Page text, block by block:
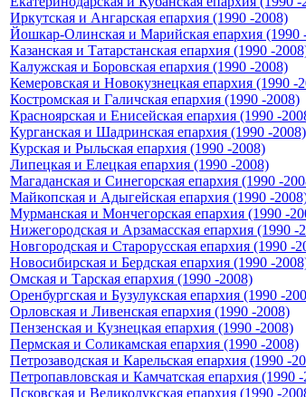
Иркутская и Ангарская епархия (1990 -2008)
Йошкар-Олинская и Марийская епархия (1990
Казанская и Татарстанская епархия (1990 -
Калужская и Боровская епархия (1990 -2008)
Кемеровская и Новокузнецкая епархия (1990 -
Костромская и Галичская епархия (1990 -2008)
Красноярская и Енисейская епархия (1990 -
Курганская и Шадринская епархия (1990 -2008)
Курская и Рыльская епархия (1990 -2008)
Липецкая и Елецкая епархия (1990 -2008)
Магаданская и Синегорская епархия (1990 -
Майкопская и Адыгейская епархия (1990 -
Мурманская и Мончегорская епархия (1990 -
Нижегородская и Арзамасская епархия (1990 -
Новгородская и Старорусская епархия (1990 -
Новосибирская и Бердская епархия (1990 -
Омская и Тарская епархия (1990 -2008)
Оренбургская и Бузулукская епархия (1990 -
Орловская и Ливенская епархия (1990 -2008)
Пензенская и Кузнецкая епархия (1990 -2008)
Пермская и Соликамская епархия (1990 -2008)
Петрозаводская и Карельская епархия (1990 -
Петропавловская и Камчатская епархия (1990
Псковская и Великолукская епархия (1990 -